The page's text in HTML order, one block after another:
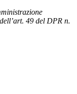
49 del DPR n.